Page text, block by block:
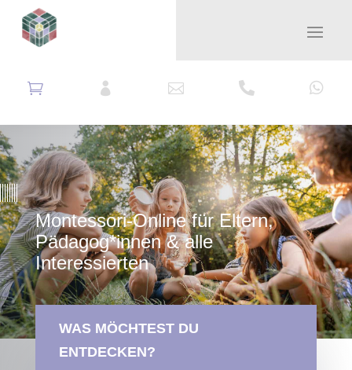
    
Montessori-Online für Eltern,
Pädagog*innen & alle
Interessierten
WAS MÖCHTEST DU
ENTDECKEN?